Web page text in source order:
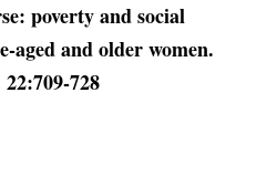
poverty and social
aged and older women.
728